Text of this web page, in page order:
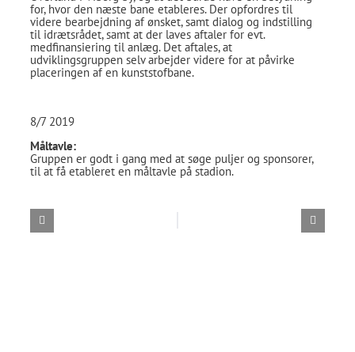
for, hvor den næste bane etableres. Der opfordres til
videre bearbejdning af ønsket, samt dialog og indstilling
til idrætsrådet, samt at der laves aftaler for evt.
medfinansiering til anlæg. Det aftales, at
udviklingsgruppen selv arbejder videre for at påvirke
placeringen af en kunststofbane.
8/7 2019
Måltavle:
Gruppen er godt i gang med at søge puljer og sponsorer,
til at få etableret en måltavle på stadion.